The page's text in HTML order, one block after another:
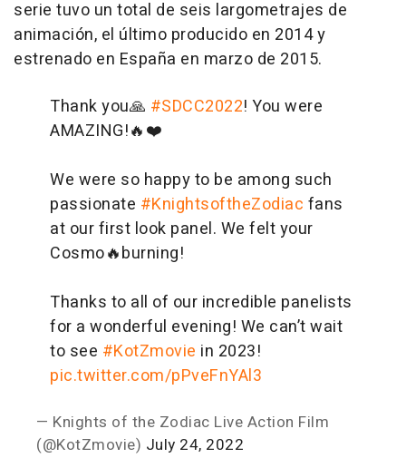
serie tuvo un total de seis largometrajes de
animación, el último producido en 2014 y
estrenado en España en marzo de 2015.
Thank you🙏 #SDCC2022! You were
AMAZING!🔥❤️
We were so happy to be among such
passionate #KnightsoftheZodiac fans
at our first look panel. We felt your
Cosmo🔥burning!
Thanks to all of our incredible panelists
for a wonderful evening! We can’t wait
to see #KotZmovie in 2023!
pic.twitter.com/pPveFnYAl3
— Knights of the Zodiac Live Action Film
(@KotZmovie) July 24, 2022